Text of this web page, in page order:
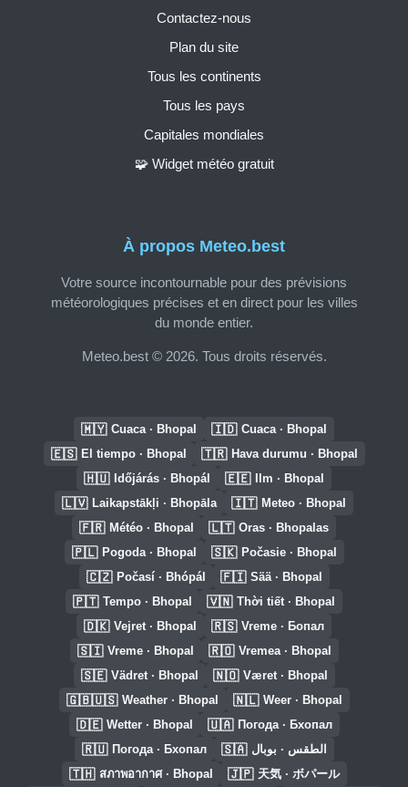
À propos Meteo.best
Votre source incontournable pour des prévisions
météorologiques précises et en direct pour les villes
du monde entier.
Meteo.best © 2026. Tous droits réservés.
Contactez-nous
Plan du site
Tous les continents
Tous les pays
Capitales mondiales
🧩 Widget météo gratuit
🇲🇾 Cuaca · Bhopal 🇮🇩 Cuaca · Bhopal
🇪🇸 El tiempo · Bhopal 🇹🇷 Hava durumu · Bhopal
🇭🇺 Időjárás · Bhopál 🇪🇪 Ilm · Bhopal
🇱🇻 Laikapstākļi · Bhopāla 🇮🇹 Meteo · Bhopal
🇫🇷 Météo · Bhopal 🇱🇹 Oras · Bhopalas
🇵🇱 Pogoda · Bhopal 🇸🇰 Počasie · Bhopal
🇨🇿 Počasí · Bhópál 🇫🇮 Sää · Bhopal
🇵🇹 Tempo · Bhopal 🇻🇳 Thời tiết · Bhopal
🇩🇰 Vejret · Bhopal 🇷🇸 Vreme · Бопал
🇸🇮 Vreme · Bhopal 🇷🇴 Vremea · Bhopal
🇸🇪 Vädret · Bhopal 🇳🇴 Været · Bhopal
🇬🇧🇺🇸 Weather · Bhopal 🇳🇱 Weer · Bhopal
🇩🇪 Wetter · Bhopal 🇺🇦 Погода · Бхопал
🇷🇺 Погода · Бхопал 🇸🇦 الطقس · بوبال
🇹🇭 สภาพอากาศ · Bhopal 🇯🇵 天気 · ボパール